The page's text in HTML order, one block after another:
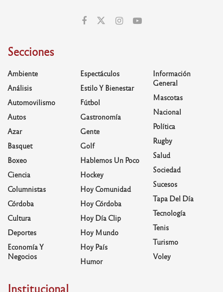
Secciones
Ambiente
Análisis
Automovilismo
Autos
Azar
Basquet
Boxeo
Ciencia
Columnistas
Córdoba
Cultura
Deportes
Economía Y
Negocios
Espectáculos
Estilo Y Bienestar
Fútbol
Gastronomía
Gente
Golf
Hablemos Un Poco
Hockey
Hoy Comunidad
Hoy Córdoba
Hoy Día Clip
Hoy Mundo
Hoy País
Humor
Información
General
Mascotas
Nacional
Política
Rugby
Salud
Sociedad
Sucesos
Tapa Del Día
Tecnología
Tenis
Turismo
Voley
Institucional